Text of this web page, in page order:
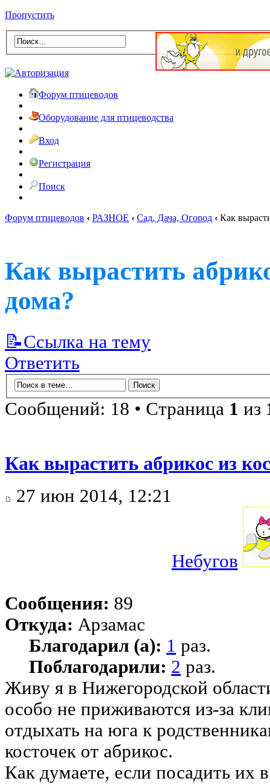
Пропустить
Форум птицеводов
Оборудование для птицеводства
Вход
Регистрация
Поиск
Форум птицеводов ‹ РАЗНОЕ ‹ Сад, Дача, Огород ‹ Как
Как вырастить
дома?
📝Ссылка на тему
Ответить
Сообщений: 18 • Страница 1 из
Как вырастить абрикос из
27 июн 2014, 12:21
Небугов
Сообщения: 89
Откуда: Арзамас
Благодарил (а): 1 раз.
Поблагодарили: 2 раз.
Живу я в Нижегородской
особо не приживаются из-за
отдыхать на юга к
косточек от абрикос.
Как думаете, если посадить их